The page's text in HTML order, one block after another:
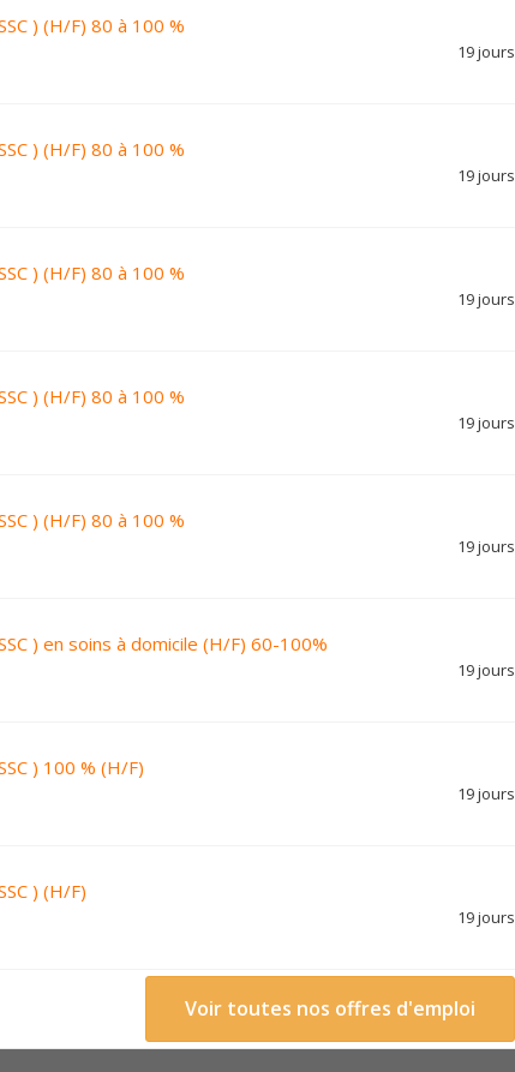
) (H/F) 80 à 100 %
19 jours
) (H/F) 80 à 100 %
19 jours
) (H/F) 80 à 100 %
19 jours
) (H/F) 80 à 100 %
19 jours
) (H/F) 80 à 100 %
19 jours
) en soins à domicile (H/F) 60-100%
19 jours
) 100 % (H/F)
19 jours
) (H/F)
19 jours
Voir toutes nos offres d'emploi